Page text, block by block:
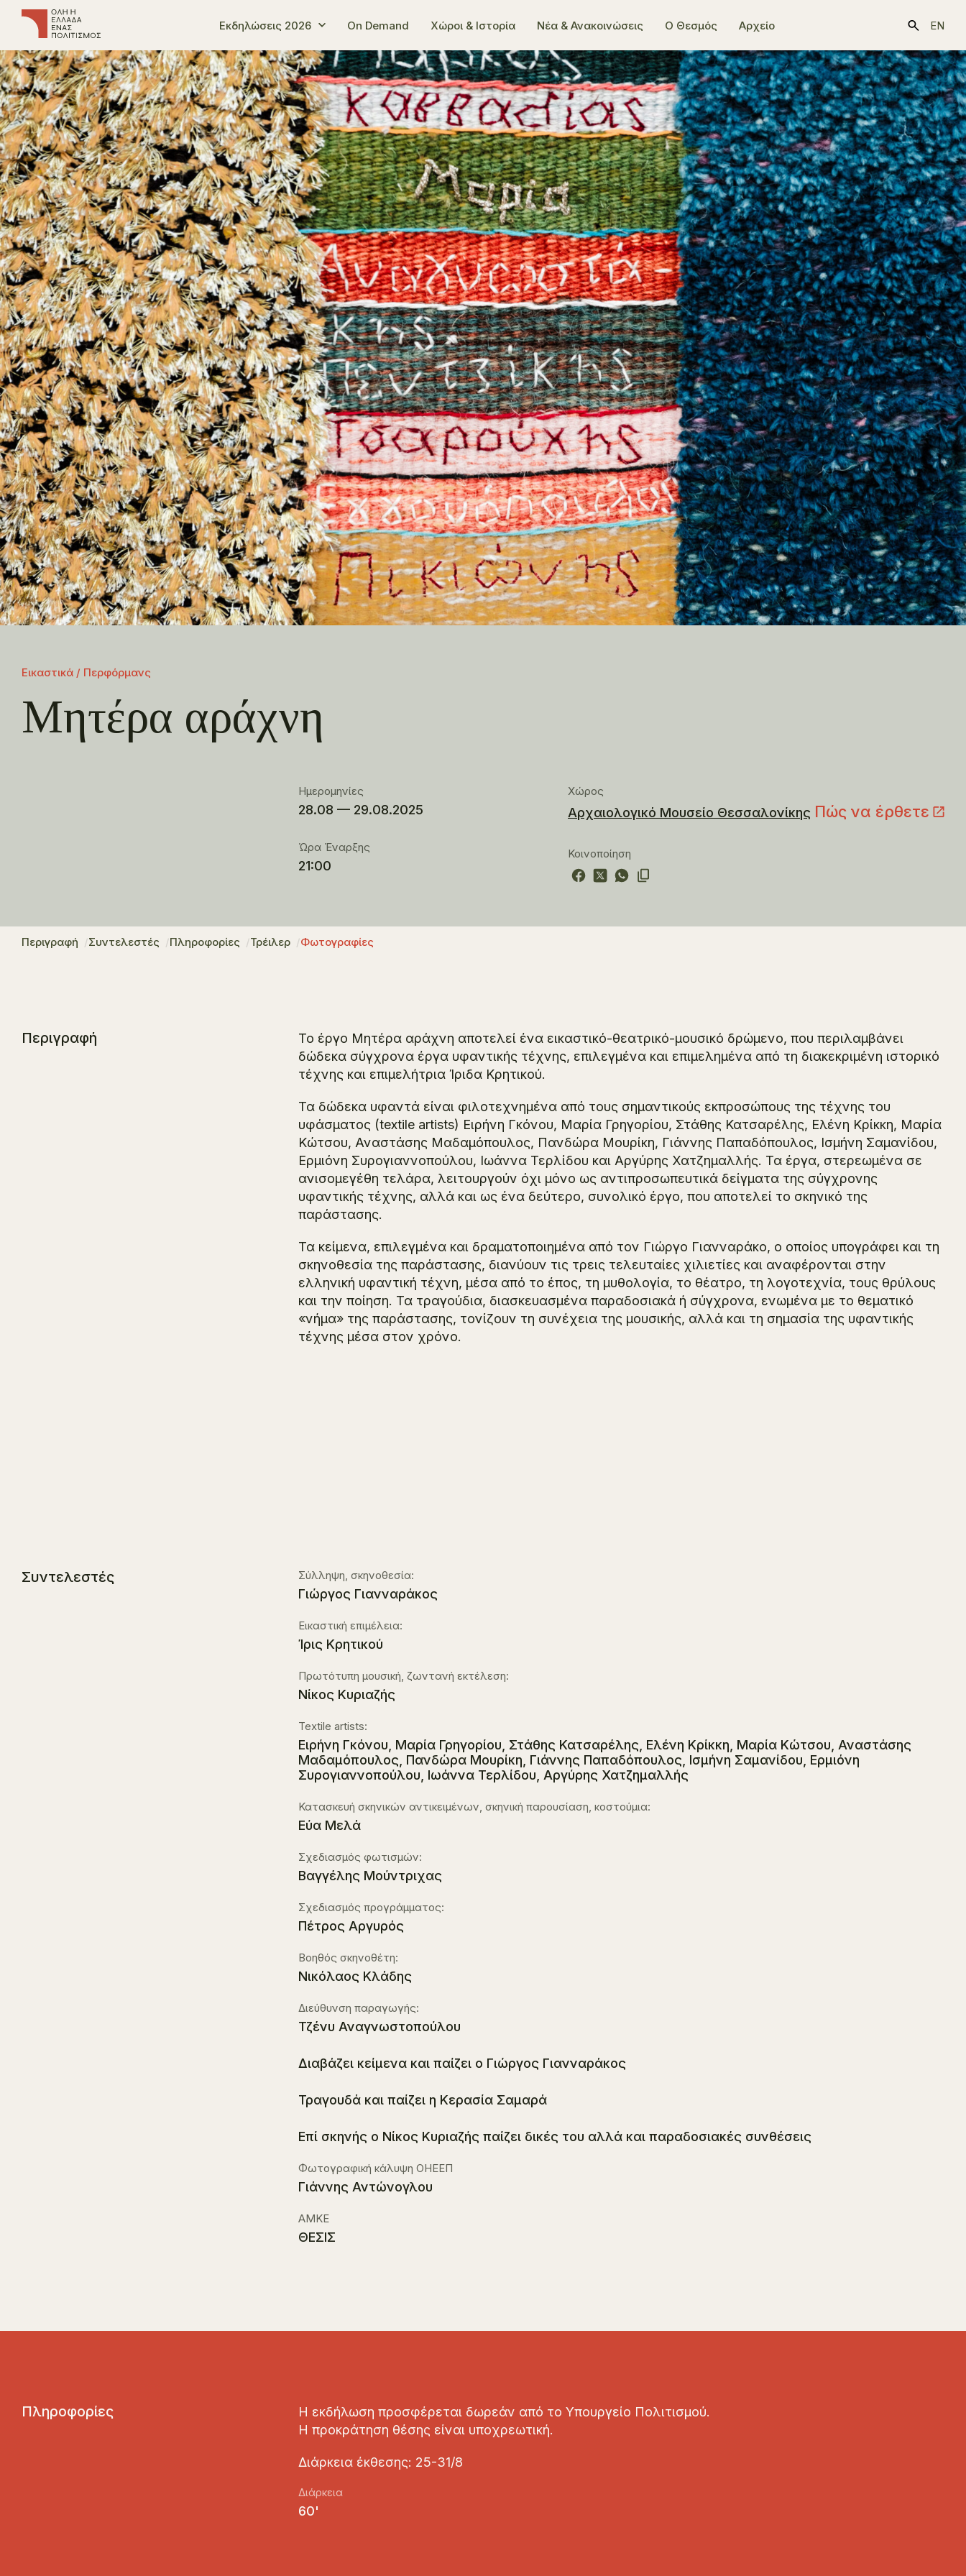
Εκδηλώσεις 2026 On Demand Χώροι & Ιστορία Νέα & Ανακοινώσεις Ο Θεσμός Αρχείο EN
Εικαστικά / Περφόρμανς
Μητέρα αράχνη
Ημερομηνίες
28.08 — 29.08.2025
Ώρα Έναρξης
21:00
Χώρος
Αρχαιολογικό Μουσείο Θεσσαλονίκης Πώς να έρθετε
Κοινοποίηση
Περιγραφή Συντελεστές Πληροφορίες Τρέιλερ Φωτογραφίες
Περιγραφή Το έργο Μητέρα αράχνη αποτελεί ένα εικαστικό-θεατρικό-μουσικό δρώμενο, που περιλαμβάνει
δώδεκα σύγχρονα έργα υφαντικής τέχνης, επιλεγμένα και επιμελημένα από τη διακεκριμένη ιστορικό
τέχνης και επιμελήτρια Ίριδα Κρητικού.
Τα δώδεκα υφαντά είναι φιλοτεχνημένα από τους σημαντικούς εκπροσώπους της τέχνης του
υφάσματος (textile artists) Ειρήνη Γκόνου, Μαρία Γρηγορίου, Στάθης Κατσαρέλης, Ελένη Κρίκκη, Μαρία
Κώτσου, Αναστάσης Μαδαμόπουλος, Πανδώρα Μουρίκη, Γιάννης Παπαδόπουλος, Ισμήνη Σαμανίδου,
Ερμιόνη Συρογιαννοπούλου, Ιωάννα Τερλίδου και Αργύρης Χατζημαλλής. Τα έργα, στερεωμένα σε
ανισομεγέθη τελάρα, λειτουργούν όχι μόνο ως αντιπροσωπευτικά δείγματα της σύγχρονης
υφαντικής τέχνης, αλλά και ως ένα δεύτερο, συνολικό έργο, που αποτελεί το σκηνικό της
παράστασης.
Τα κείμενα, επιλεγμένα και δραματοποιημένα από τον Γιώργο Γιανναράκο, ο οποίος υπογράφει και τη
σκηνοθεσία της παράστασης, διανύουν τις τρεις τελευταίες χιλιετίες και αναφέρονται στην
ελληνική υφαντική τέχνη, μέσα από το έπος, τη μυθολογία, το θέατρο, τη λογοτεχνία, τους θρύλους
και την ποίηση. Τα τραγούδια, διασκευασμένα παραδοσιακά ή σύγχρονα, ενωμένα με το θεματικό
«νήμα» της παράστασης, τονίζουν τη συνέχεια της μουσικής, αλλά και τη σημασία της υφαντικής
τέχνης μέσα στον χρόνο.
Συντελεστές Σύλληψη, σκηνοθεσία:
Γιώργος Γιανναράκος
Εικαστική επιμέλεια:
Ίρις Κρητικού
Πρωτότυπη μουσική, ζωντανή εκτέλεση:
Νίκος Κυριαζής
Textile artists:
Ειρήνη Γκόνου, Μαρία Γρηγορίου, Στάθης Κατσαρέλης, Ελένη Κρίκκη, Μαρία Κώτσου, Αναστάσης
Μαδαμόπουλος, Πανδώρα Μουρίκη, Γιάννης Παπαδόπουλος, Ισμήνη Σαμανίδου, Ερμιόνη
Συρογιαννοπούλου, Ιωάννα Τερλίδου, Αργύρης Χατζημαλλής
Κατασκευή σκηνικών αντικειμένων, σκηνική παρουσίαση, κοστούμια:
Εύα Μελά
Σχεδιασμός φωτισμών:
Βαγγέλης Μούντριχας
Σχεδιασμός προγράμματος:
Πέτρος Αργυρός
Βοηθός σκηνοθέτη:
Νικόλαος Κλάδης
Διεύθυνση παραγωγής:
Τζένυ Αναγνωστοπούλου
Διαβάζει κείμενα και παίζει ο Γιώργος Γιανναράκος
Τραγουδά και παίζει η Κερασία Σαμαρά
Επί σκηνής ο Νίκος Κυριαζής παίζει δικές του αλλά και παραδοσιακές συνθέσεις
Φωτογραφική κάλυψη ΟΗΕΕΠ
Γιάννης Αντώνογλου
ΑΜΚΕ
ΘΕΣΙΣ
Πληροφορίες
Η εκδήλωση προσφέρεται δωρεάν από το Υπουργείο Πολιτισμού.
Η προκράτηση θέσης είναι υποχρεωτική.
Διάρκεια έκθεσης: 25-31/8
Διάρκεια
60'